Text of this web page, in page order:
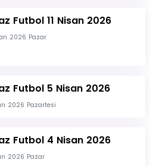
Futbol 11 Nisan 2026
2026 Pazar
Futbol 5 Nisan 2026
2026 Pazartesi
Futbol 4 Nisan 2026
2026 Pazar